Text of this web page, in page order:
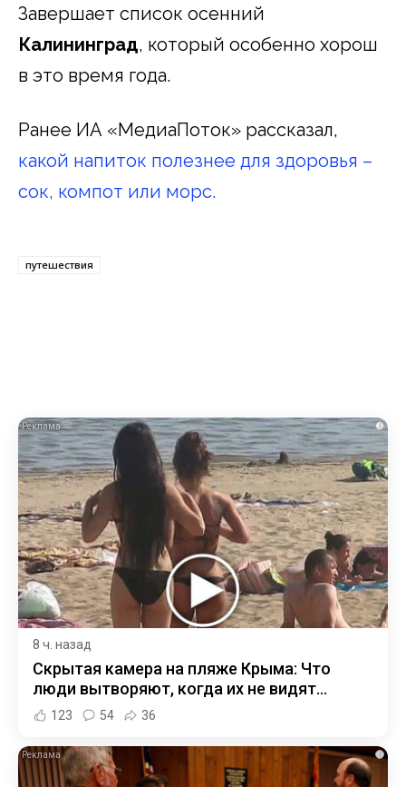
Завершает список осенний
Калининград, который особенно хорош
в это время года.
Ранее ИА «МедиаПоток» рассказал,
какой напиток полезнее для здоровья –
сок, компот или морс.
путешествия
i
8 ч. назад
Скрытая камера на пляже Крыма: Что
люди вытворяют, когда их не видят...
123 54 36
i